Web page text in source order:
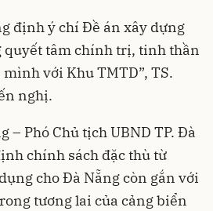
định ý chí Đề án xây dựng
quyết tâm chính trị, tinh thần
với Khu TMTD”, TS.
nghị.
– Phó Chủ tịch UBND TP. Đà
chính sách đặc thù từ
cho Đà Nẵng còn gắn với
tương lai của cảng biển